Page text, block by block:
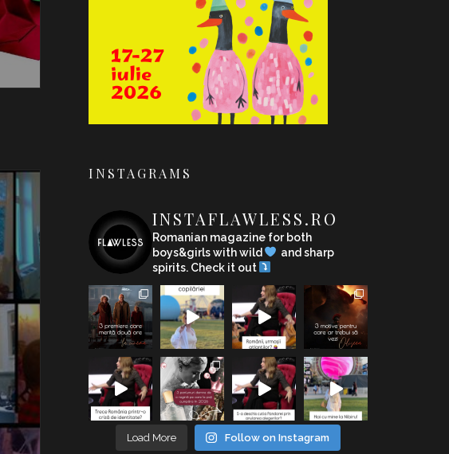
INSTAGRAMS
INSTAFLAWLESS.RO
Romanian magazine for both
boys&girls with wild
and sharp
spirits. Check it out
Load More Follow on Instagram